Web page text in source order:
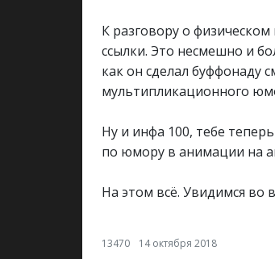
К разговору о
ссылки. Это несмешно и
как он сделал буффонаду
мультипликационного
Ну и инфа 100, тебе
по юмору в анимации на
На этом всё. Увидимся во
13470 14 октября 2018